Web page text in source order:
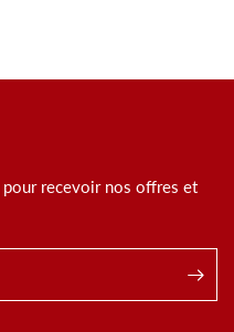
recevoir nos offres et